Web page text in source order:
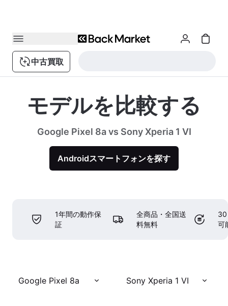
中古買取
モデルを比較する
Google Pixel 8a vs Sony Xperia 1 VI
Androidスマートフォンを探す
1年間の動作保
証
全商品・全国送
料無料
30
可
Google Pixel 8a Sony Xperia 1 VI